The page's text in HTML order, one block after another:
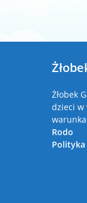
Żłobek
dzieci w
Rodo